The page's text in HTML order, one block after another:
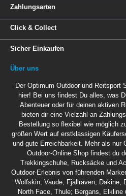
Zahlungsarten
Click & Collect
Sicher Einkaufen
Über uns
Der Optimum Outdoor und Reitsport
hier! Bei uns findest Du alles, was
Abenteuer oder für deinen aktiven
bieten dir eine Vielzahl an
Bestellung so flexibel wie möglich
großen Wert auf erstklassigen
und gute Erreichbarkeit. Mehr als nur
Outdoor-Online Shop findest du
Trekkingschuhe, Rucksäcke und
Outdoor-Erlebnis von führenden
Wolfskin, Vaude, Fjällräven, Dakine,
North Face, Thule; Bergans,